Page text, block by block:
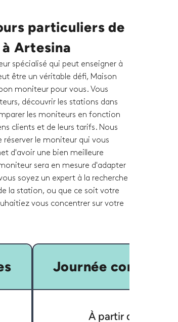
particuliers de
Artesina
spécialisé qui peut enseigner à
être un véritable défi, Maison
moniteur pour vous. Vous
découvrir les stations dans
les moniteurs en fonction
clients et de leurs tarifs. Nous
le moniteur qui vous
d'avoir une bien meilleure
sera en mesure d'adapter
soyez un expert à la recherche
la station, ou que ce soit votre
vous concentrer sur votre
Journée complète
À partir de